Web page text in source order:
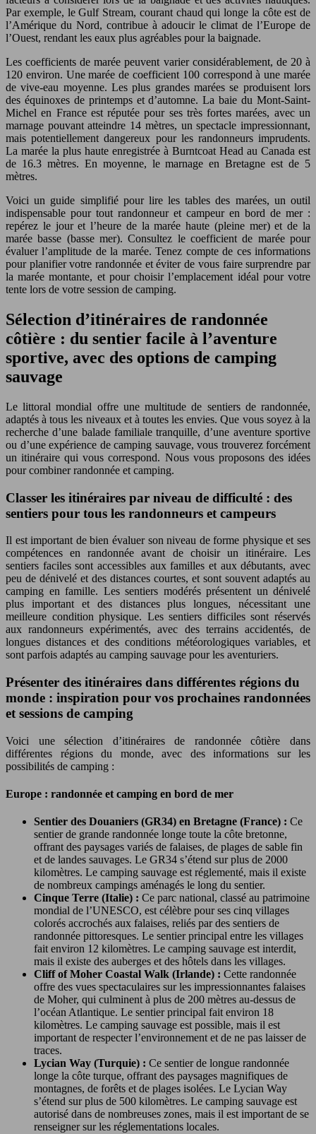
Par exemple, le Gulf Stream, courant chaud qui longe la côte est de
l’Amérique du Nord, contribue à adoucir le climat de l’Europe de
l’Ouest, rendant les eaux plus agréables pour la baignade.
Les coefficients de marée peuvent varier considérablement, de 20 à
120 environ. Une marée de coefficient 100 correspond à une marée
de vive-eau moyenne. Les plus grandes marées se produisent lors
des équinoxes de printemps et d’automne. La baie du Mont-Saint-
Michel en France est réputée pour ses très fortes marées, avec un
marnage pouvant atteindre 14 mètres, un spectacle impressionnant,
mais potentiellement dangereux pour les randonneurs imprudents.
La marée la plus haute enregistrée à Burntcoat Head au Canada est
de 16.3 mètres. En moyenne, le marnage en Bretagne est de 5
mètres.
Voici un guide simplifié pour lire les tables des marées, un outil
indispensable pour tout randonneur et campeur en bord de mer :
repérez le jour et l’heure de la marée haute (pleine mer) et de la
marée basse (basse mer). Consultez le coefficient de marée pour
évaluer l’amplitude de la marée. Tenez compte de ces informations
pour planifier votre randonnée et éviter de vous faire surprendre par
la marée montante, et pour choisir l’emplacement idéal pour votre
tente lors de votre session de camping.
Sélection d’itinéraires de randonnée
côtière : du sentier facile à l’aventure
sportive, avec des options de camping
sauvage
Le littoral mondial offre une multitude de sentiers de randonnée,
adaptés à tous les niveaux et à toutes les envies. Que vous soyez à la
recherche d’une balade familiale tranquille, d’une aventure sportive
ou d’une expérience de camping sauvage, vous trouverez forcément
un itinéraire qui vous correspond. Nous vous proposons des idées
pour combiner randonnée et camping.
Classer les itinéraires par niveau de difficulté : des
sentiers pour tous les randonneurs et campeurs
Il est important de bien évaluer son niveau de forme physique et ses
compétences en randonnée avant de choisir un itinéraire. Les
sentiers faciles sont accessibles aux familles et aux débutants, avec
peu de dénivelé et des distances courtes, et sont souvent adaptés au
camping en famille. Les sentiers modérés présentent un dénivelé
plus important et des distances plus longues, nécessitant une
meilleure condition physique. Les sentiers difficiles sont réservés
aux randonneurs expérimentés, avec des terrains accidentés, de
longues distances et des conditions météorologiques variables, et
sont parfois adaptés au camping sauvage pour les aventuriers.
Présenter des itinéraires dans différentes régions du
monde : inspiration pour vos prochaines randonnées
et sessions de camping
Voici une sélection d’itinéraires de randonnée côtière dans
différentes régions du monde, avec des informations sur les
possibilités de camping :
Europe : randonnée et camping en bord de mer
Sentier des Douaniers (GR34) en Bretagne (France) : Ce
sentier de grande randonnée longe toute la côte bretonne,
offrant des paysages variés de falaises, de plages de sable fin
et de landes sauvages. Le GR34 s’étend sur plus de 2000
kilomètres. Le camping sauvage est réglementé, mais il existe
de nombreux campings aménagés le long du sentier.
Cinque Terre (Italie) : Ce parc national, classé au patrimoine
mondial de l’UNESCO, est célèbre pour ses cinq villages
colorés accrochés aux falaises, reliés par des sentiers de
randonnée pittoresques. Le sentier principal entre les villages
fait environ 12 kilomètres. Le camping sauvage est interdit,
mais il existe des auberges et des hôtels dans les villages.
Cliff of Moher Coastal Walk (Irlande) : Cette randonnée
offre des vues spectaculaires sur les impressionnantes falaises
de Moher, qui culminent à plus de 200 mètres au-dessus de
l’océan Atlantique. Le sentier principal fait environ 18
kilomètres. Le camping sauvage est possible, mais il est
important de respecter l’environnement et de ne pas laisser de
traces.
Lycian Way (Turquie) : Ce sentier de longue randonnée
longe la côte turque, offrant des paysages magnifiques de
montagnes, de forêts et de plages isolées. Le Lycian Way
s’étend sur plus de 500 kilomètres. Le camping sauvage est
autorisé dans de nombreuses zones, mais il est important de se
renseigner sur les réglementations locales.